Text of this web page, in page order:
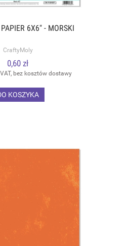
6X6" - MORSKI
CraftyMoly
0,60 zł
bez kosztów dostawy
KOSZYKA